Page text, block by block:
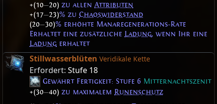
+(10—20) zu allen Attributen
+(17—23)% zu Chaoswiderstand
(20—30)% erhöhte Manaregenerations-Rate
Erhaltet eine zusätzliche Ladung, wenn Ihr eine
Ladung erhaltet
Stillwasserblüten Veridikale Kette
Erfordert: Stufe 18
Gewährt Fertigkeit: Stufe 6 Mitternachtszenit
+(30—40) zu maximalem Runenschutz